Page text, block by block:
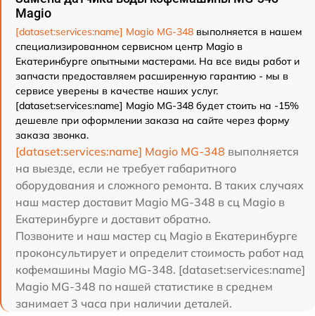
Magio
[dataset:services:name] Magio MG-348 выполняется в нашем
специализированном сервисном центр Magio в
Екатеринбурге опытными мастерами. На все виды работ и
запчасти предоставляем расширенную гарантию - мы в
сервисе уверены в качестве наших услуг.
[dataset:services:name] Magio MG-348 будет стоить на -15%
дешевле при оформлении заказа на сайте через форму
заказа звонка.
[dataset:services:name] Magio MG-348 выполняется
на выезде, если не требует габаритного
оборудования и сложного ремонта. В таких случаях
наш мастер доставит Magio MG-348 в сц Magio в
Екатеринбурге и доставит обратно.
Позвоните и наш мастер сц Magio в Екатеринбурге
проконсультирует и определит стоимость работ над
кофемашины Magio MG-348. [dataset:services:name]
Magio MG-348 по нашей статистике в среднем
занимает 3 часа при наличии деталей.